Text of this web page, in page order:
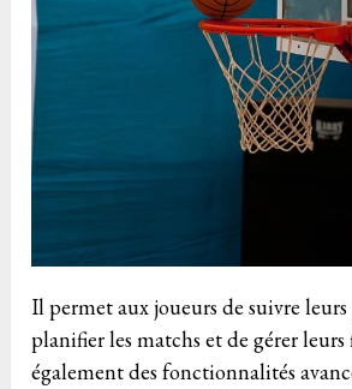
Il permet aux joueurs de suivre
planifier les matchs et de gérer leurs
également des fonctionnalités